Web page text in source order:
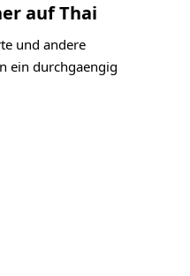
auf Thai
und andere
ein durchgaengig